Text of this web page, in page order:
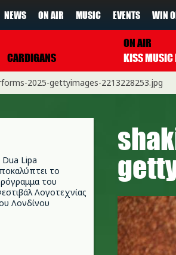
NEWS ON AIR MUSIC EVENTS WIN
CARDIGANS
ON AIR
2025-gettyimages-2213228253.jpg
Lipa
το
του
Λογοτεχνίας
Λονδίνου